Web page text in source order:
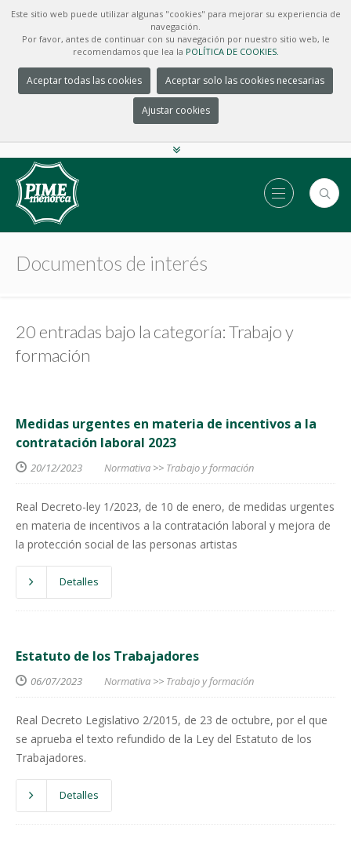
Este sitio web puede utilizar algunas "cookies" para mejorar su experiencia de
navegación.
Por favor, antes de continuar con su navegación por nuestro sitio web, le
recomendamos que lea la POLÍTICA DE COOKIES.
Aceptar todas las cookies Aceptar solo las cookies necesarias
Ajustar cookies
Documentos de interés
20 entradas bajo la categoría: Trabajo y
formación
Medidas urgentes en materia de incentivos a la
contratación laboral 2023
20/12/2023 Normativa >> Trabajo y formación
Real Decreto-ley 1/2023, de 10 de enero, de medidas urgentes
en materia de incentivos a la contratación laboral y mejora de
la protección social de las personas artistas
Detalles
Estatuto de los Trabajadores
06/07/2023 Normativa >> Trabajo y formación
Real Decreto Legislativo 2/2015, de 23 de octubre, por el que
se aprueba el texto refundido de la Ley del Estatuto de los
Trabajadores.
Detalles